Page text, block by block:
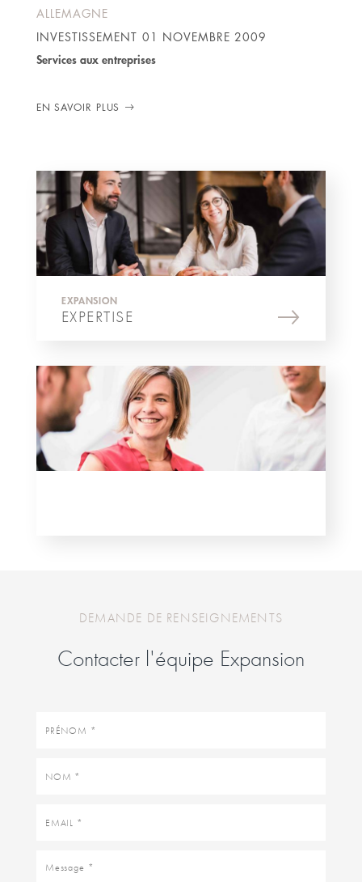
ALLEMAGNE
INVESTISSEMENT 01 NOVEMBRE 2009
Services aux entreprises
EN SAVOIR PLUS
EXPANSION
EXPERTISE
DEMANDE DE RENSEIGNEMENTS
Contacter l'équipe Expansion
Prénom
Nom
Email
Message